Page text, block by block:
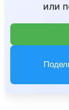
или